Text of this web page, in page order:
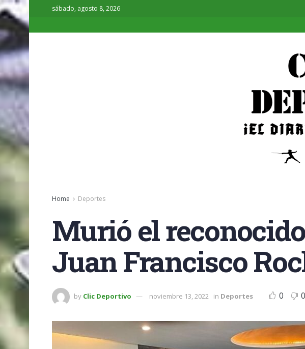
sábado, agosto 8, 2026
Home Deportes
Murió el
Juan Francisco
by Clic Deportivo noviembre 13, 2022 in Deportes 0 0